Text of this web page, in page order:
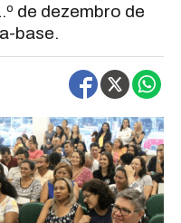
de dezembro de
base.